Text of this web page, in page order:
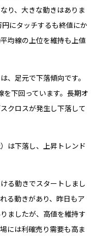
り、大きな動きはありま
にタッチするも終値にか
均線の上位を維持も上値
、足元で下落傾向です。
を下回っています。長期オ
クロスが発生し下落して
は下落し、上昇トレンド
る動きでスタートしまし
る動きがあり、昨日もア
ましたが、高値を維持す
には利確売り需要も高ま